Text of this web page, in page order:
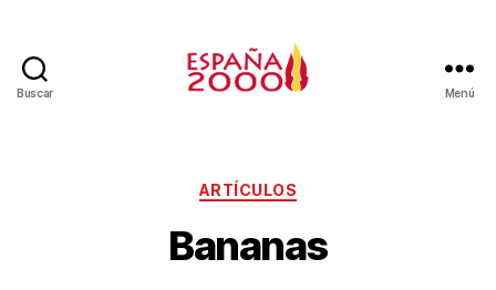
Buscar Menú
ARTÍCULOS
Bananas